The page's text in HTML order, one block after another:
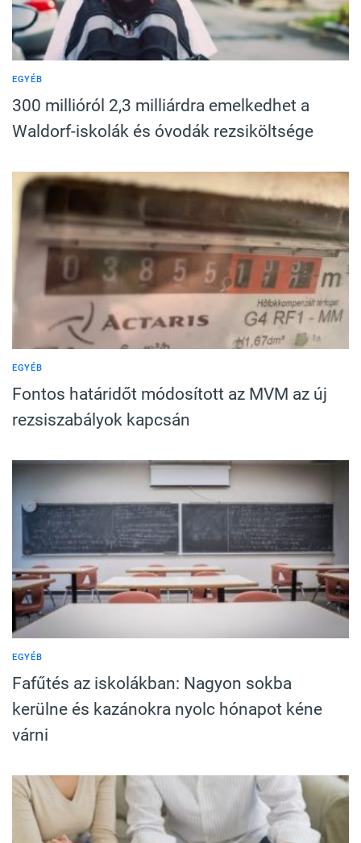
EGYÉB
300 millióról 2,3 milliárdra emelkedhet a
Waldorf-iskolák és óvodák rezsiköltsége
EGYÉB
Fontos határidőt módosított az MVM az új
rezsiszabályok kapcsán
EGYÉB
Fafűtés az iskolákban: Nagyon sokba
kerülne és kazánokra nyolc hónapot kéne
várni